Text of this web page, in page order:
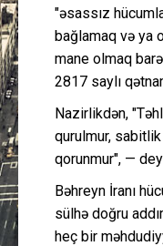
"əsassız
bağlamaq və ya
mane olmaq
2817 saylı
Nazirlikdən,
qurulmur,
qorunmur", —
Bəhreyn İranı
sülhə doğru
heç bir